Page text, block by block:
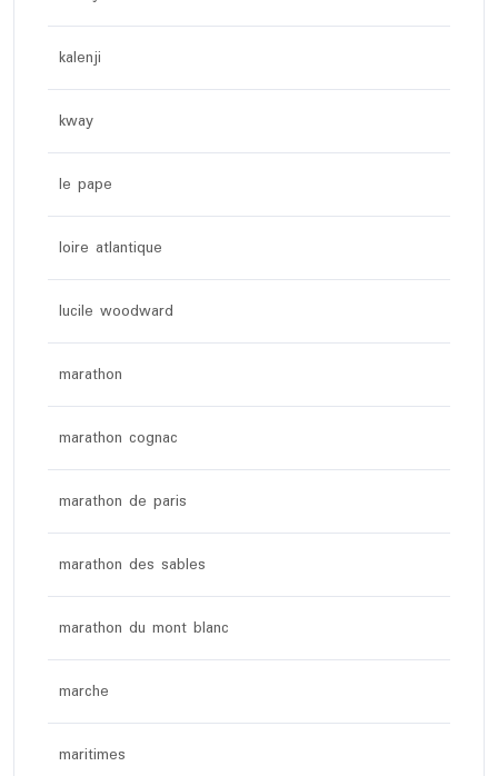
kalenji
kway
le pape
loire atlantique
lucile woodward
marathon
marathon cognac
marathon de paris
marathon des sables
marathon du mont blanc
marche
maritimes